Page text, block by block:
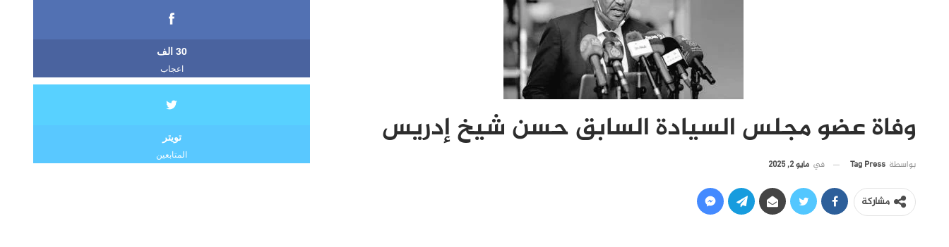
وفاة عضو مجلس السيادة السابق حسن شيخ إدريس
بواسطة Tag Press في مايو 2, 2025
مشاركة
30 الف
اعجاب
تويتر
المتابعين